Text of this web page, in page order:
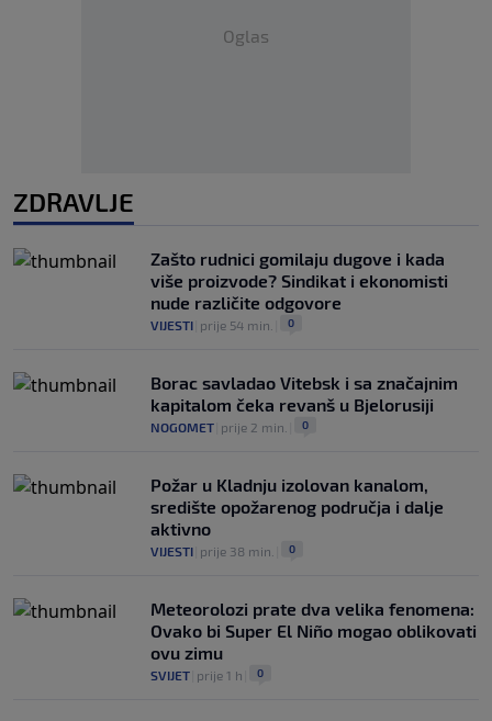
Oglas
ZDRAVLJE
Zašto rudnici gomilaju dugove i kada
više proizvode? Sindikat i ekonomisti
nude različite odgovore
VIJESTI prije 54 min. 0
Borac savladao Vitebsk i sa značajnim
kapitalom čeka revanš u Bjelorusiji
NOGOMET prije 2 min. 0
Požar u Kladnju izolovan kanalom,
središte opožarenog područja i dalje
aktivno
VIJESTI prije 38 min. 0
Meteorolozi prate dva velika fenomena:
Ovako bi Super El Niño mogao oblikovati
ovu zimu
SVIJET prije 1 h 0